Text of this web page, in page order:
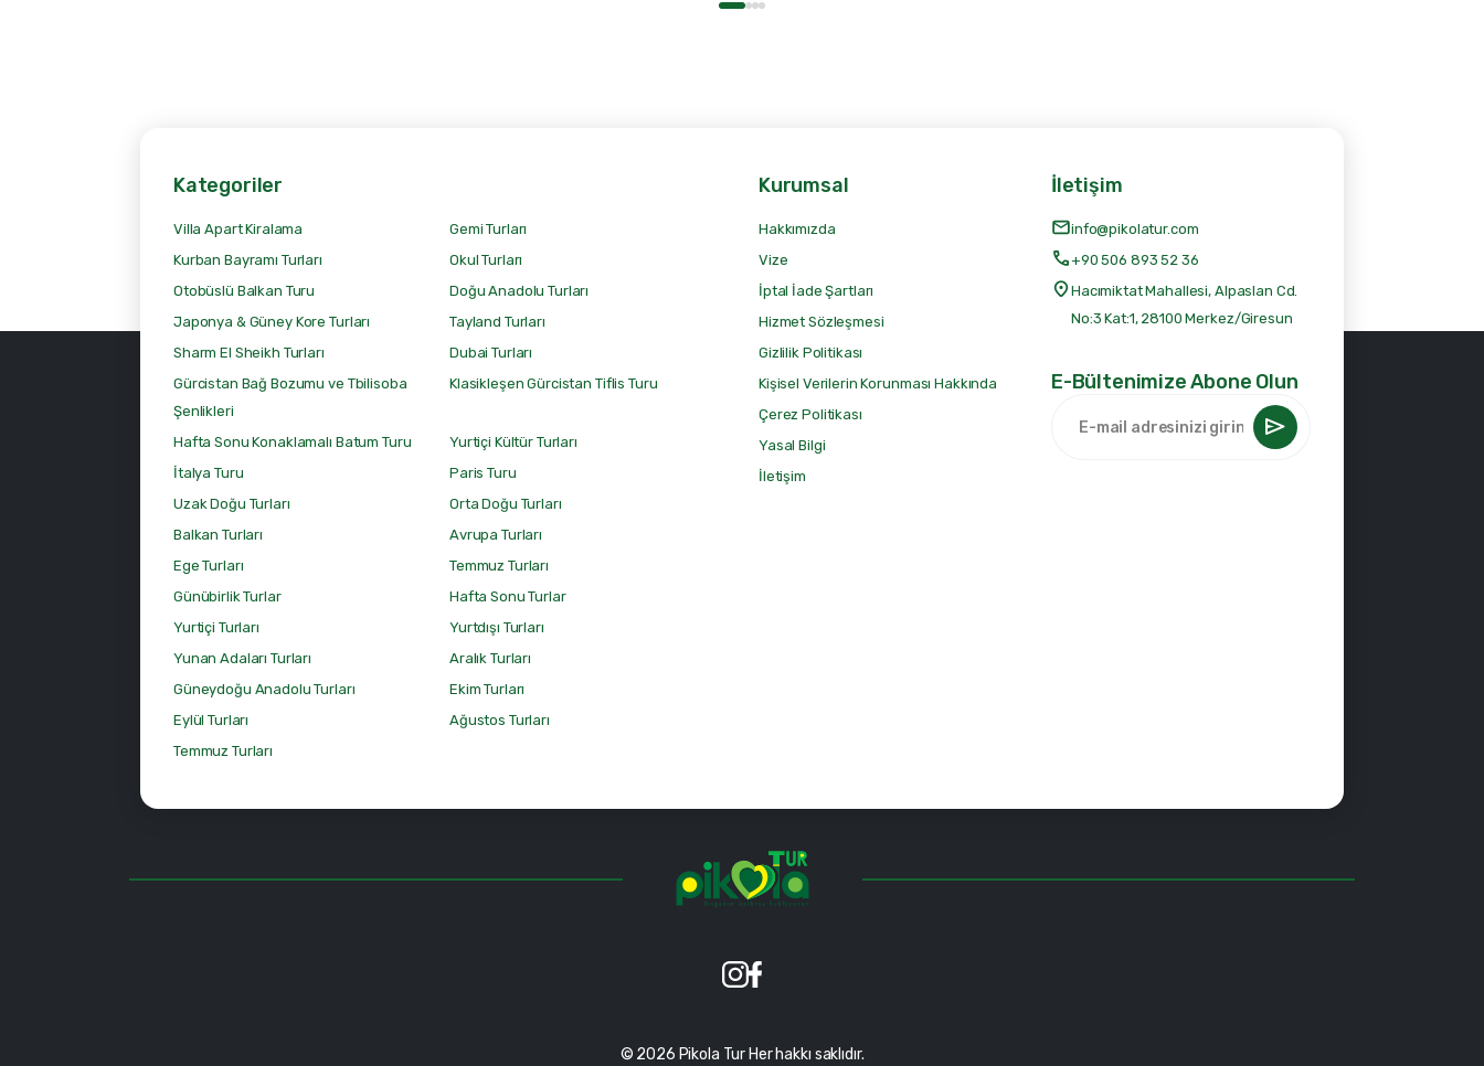
Kategoriler
Villa Apart Kiralama
Gemi Turları
Kurban Bayramı Turları
Okul Turları
Otobüslü Balkan Turu
Doğu Anadolu Turları
Japonya & Güney Kore Turları
Tayland Turları
Sharm El Sheikh Turları
Dubai Turları
Gürcistan Bağ Bozumu ve Tbilisoba
Şenlikleri
Klasikleşen Gürcistan Tiflis Turu
Hafta Sonu Konaklamalı Batum Turu
Yurtiçi Kültür Turları
İtalya Turu
Paris Turu
Uzak Doğu Turları
Orta Doğu Turları
Balkan Turları
Avrupa Turları
Ege Turları
Temmuz Turları
Günübirlik Turlar
Hafta Sonu Turlar
Yurtiçi Turları
Yurtdışı Turları
Yunan Adaları Turları
Aralık Turları
Güneydoğu Anadolu Turları
Ekim Turları
Eylül Turları
Ağustos Turları
Temmuz Turları
Kurumsal
Hakkımızda
Vize
İptal İade Şartları
Hizmet Sözleşmesi
Gizlilik Politikası
Kişisel Verilerin Korunması Hakkında
Çerez Politikası
Yasal Bilgi
İletişim
İletişim
info@pikolatur.com
+90 506 893 52 36
Hacımiktat Mahallesi, Alpaslan Cd.
No:3 Kat:1, 28100 Merkez/Giresun
E-Bültenimize Abone Olun
© 2026 Pikola Tur Her hakkı saklıdır.